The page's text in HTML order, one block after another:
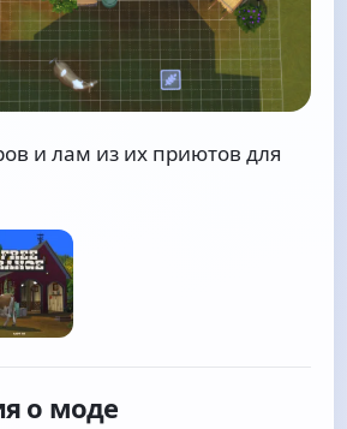
и лам из их приютов для
о моде